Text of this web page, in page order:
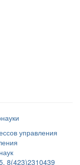
управления
8(423)2310439